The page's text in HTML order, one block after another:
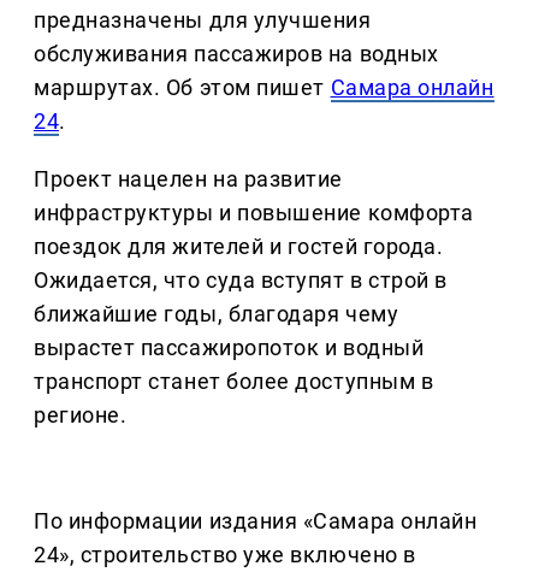
предназначены для улучшения
обслуживания пассажиров на водных
маршрутах. Об этом пишет Самара онлайн
24.
Проект нацелен на развитие
инфраструктуры и повышение комфорта
поездок для жителей и гостей города.
Ожидается, что суда вступят в строй в
ближайшие годы, благодаря чему
вырастет пассажиропоток и водный
транспорт станет более доступным в
регионе.
По информации издания «Самара онлайн
24», строительство уже включено в